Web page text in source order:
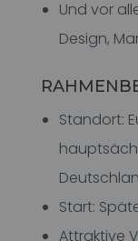
Und vor
Design,
Standort:
Start:
Attraktive